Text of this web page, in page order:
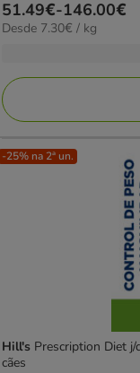
estrelas
com
avaliações
Preço
de
146.00€
51.49€-146.00€
7.30€
Desde 7.30€ / kg
-25% na 2ª un.
Hill's Prescription Diet
cães